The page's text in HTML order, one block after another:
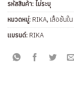
รหัสสินค้า: ไม่ระบุ
หมวดหมู่: RIKA, เสื้อชั้นใน
แบรนด์: RIKA